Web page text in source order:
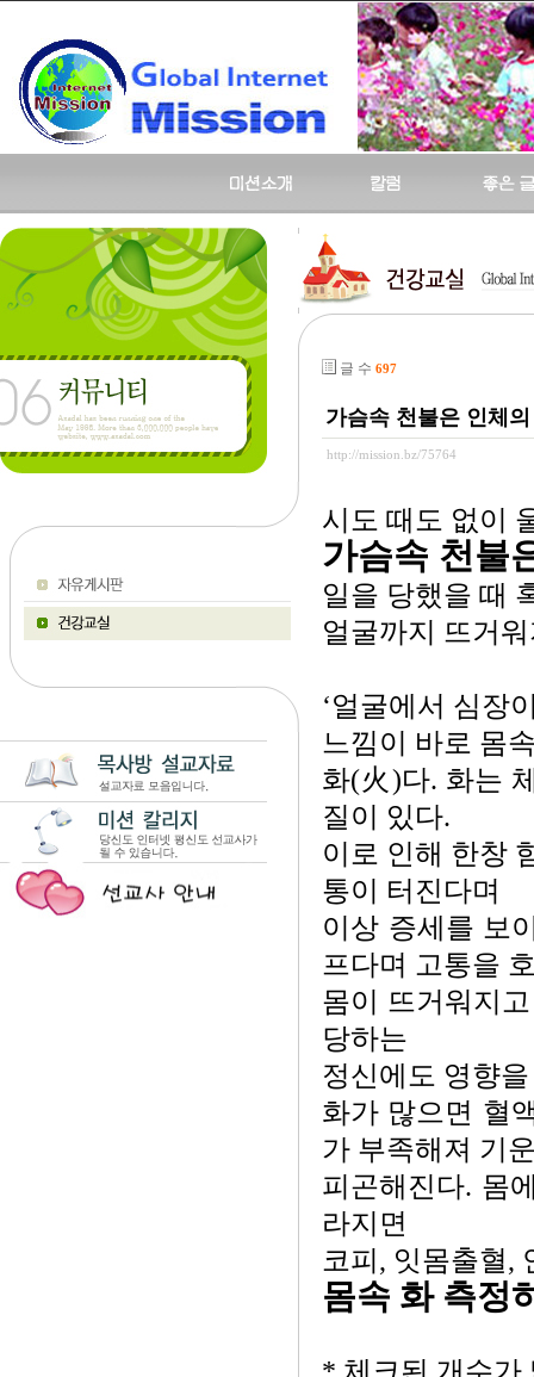
글 수 697
가슴속 천불은 인체
http://mission.bz/75764
시도 때도 없이
가슴속 천불
일을 당했을 때
얼굴까지 뜨거
‘얼굴에서 심장
느낌이 바로 몸
화(火)다. 화는
질이 있다.
이로 인해 한창
통이 터진다며
이상 증세를 보
프다며 고통을
몸이 뜨거워지
당하는
정신에도 영향
화가 많으면 혈
가 부족해져 기
피곤해진다. 몸
라지면
코피, 잇몸출혈,
몸속 화 측정
* 체크된 개수가